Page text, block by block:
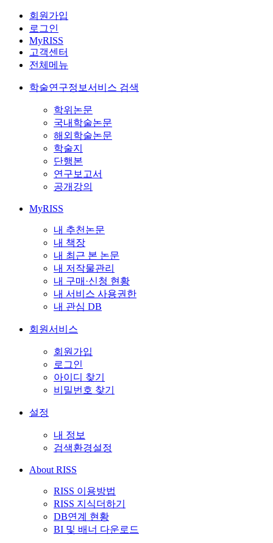
회원가입
로그인
MyRISS
고객센터
전체메뉴
학술연구정보서비스 검색
학위논문
국내학술논문
해외학술논문
학술지
단행본
연구보고서
공개강의
MyRISS
내 추천논문
내 책장
내 최근 본 논문
내 저작물관리
내 구매·신청 현황
내 서비스 사용권한
내 관심 DB
회원서비스
회원가입
로그인
아이디 찾기
비밀번호 찾기
설정
내 정보
검색환경설정
About RISS
RISS 이용방법
RISS 지식더하기
DB연계 현황
BI 및 배너 다운로드